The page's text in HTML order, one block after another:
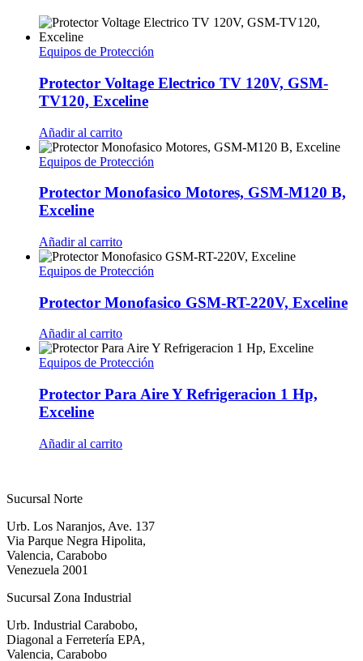
Equipos de Protección
Protector Voltage Electrico TV 120V, GSM-
TV120, Exceline
Añadir al carrito
Equipos de Protección
Protector Monofasico Motores, GSM-M120 B,
Exceline
Añadir al carrito
Equipos de Protección
Protector Monofasico GSM-RT-220V, Exceline
Añadir al carrito
Equipos de Protección
Protector Para Aire Y Refrigeracion 1 Hp,
Exceline
Añadir al carrito
Sucursal Norte
Urb. Los Naranjos, Ave. 137
Via Parque Negra Hipolita,
Valencia, Carabobo
Venezuela 2001
Sucursal Zona Industrial
Urb. Industrial Carabobo,
Diagonal a Ferretería EPA,
Valencia, Carabobo